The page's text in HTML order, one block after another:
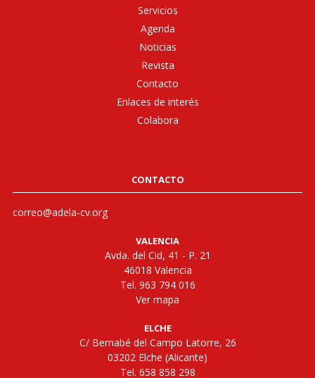
Servicios
Agenda
Noticias
Revista
Contacto
Enlaces de interés
Colabora
CONTACTO
correo@adela-cv.org
VALENCIA
Avda. del Cid, 41 - P. 21
46018 Valencia
Tel. 963 794 016
Ver mapa
ELCHE
C/ Bernabé del Campo Latorre, 26
03202 Elche (Alicante)
Tel. 658 858 298